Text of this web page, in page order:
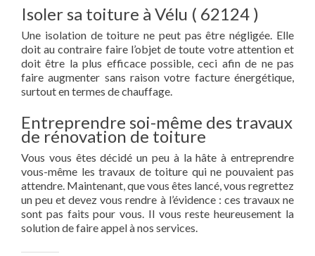
Isoler sa toiture à Vélu ( 62124 )
Une isolation de toiture ne peut pas être négligée. Elle
doit au contraire faire l’objet de toute votre attention et
doit être la plus efficace possible, ceci afin de ne pas
faire augmenter sans raison votre facture énergétique,
surtout en termes de chauffage.
Entreprendre soi-même des travaux
de rénovation de toiture
Vous vous êtes décidé un peu à la hâte à entreprendre
vous-même les travaux de toiture qui ne pouvaient pas
attendre. Maintenant, que vous êtes lancé, vous regrettez
un peu et devez vous rendre à l’évidence : ces travaux ne
sont pas faits pour vous. Il vous reste heureusement la
solution de faire appel à nos services.